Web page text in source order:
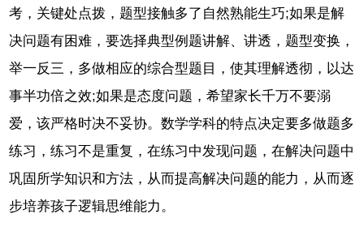
考，关键处点拨，题型接触多了自然熟能生巧;如果是解
决问题有困难，要选择典型例题讲解、讲透，题型变换，
举一反三，多做相应的综合型题目，使其理解透彻，以达
事半功倍之效;如果是态度问题，希望家长千万不要溺
爱，该严格时决不妥协。数学学科的特点决定要多做题多
练习，练习不是重复，在练习中发现问题，在解决问题中
巩固所学知识和方法，从而提高解决问题的能力，从而逐
步培养孩子逻辑思维能力。